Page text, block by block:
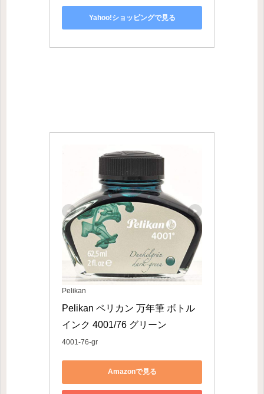
Yahoo!ショッピングで見る
Pelikan
Pelikan ペリカン 万年筆 ボトル
インク 4001/76 グリーン
4001-76-gr
Amazonで見る